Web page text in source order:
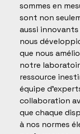
sommes en
sont non
aussi
nous
que nous
notre
ressource
équipe
collaboration
que chaque
à nos normes